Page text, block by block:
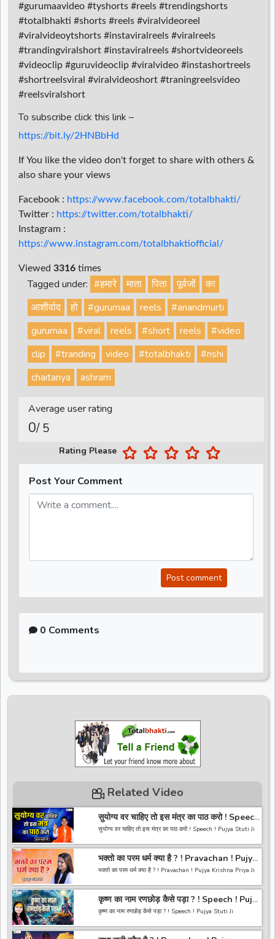
#gurumaavideo #tyshorts #reels #trendingshorts
#totalbhakti #shorts #reels #viralvideoreel
#viralvideoytshorts #instaviralreels #viralreels
#trandingviralshort #instaviralreels #shortvideoreels
#videoclip #guruvideoclip #viralvideo #instashortreels
#shortreelsviral #viralvideoshort #traningreelsvideo
#reelsviralshort
To subscribe click this link –
https://bit.ly/2HNBbHd
If You like the video don't forget to share with others &
also share your views
Facebook : https://www.facebook.com/totalbhakti/
Twitter : https://twitter.com/totalbhakti/
Instagram :
https://www.instagram.com/totalbhaktiofficial/
Viewed 3316 times
Tagged under: #हमारे माता पिता पूर्वजों
का
आशीर्वाद
हो #gurumaa reels
#anandmurti
gurumaa
#viral reels #short reels
#video
clip
#tranding video #totalbhakti
#rishi
chaitanya
ashram
Average user rating
0/ 5
Rating Please
Post Your Comment
Post comment
0 Comments
Related Video
सुयोग्य वर चाहिए तो इस मंत्र का पाठ करो ! Speech
! Pujya Stuti Ji
सुयोग्य वर चाहिए तो इस मंत्र का पाठ करो ! Speech ! Pujya Stuti Ji
*-----------------------------------------------------------------
------------------------------------------*
अगर आपको हमारी वीडियो अच्छी लगी तो हमारे चैनल को सब्सक्राइब करना
https://bit.ly/2HNBbHd
*-----------------------------------------------------------------
------------------------------------------
भक्तो का परम धर्म क्या है ? ! Pravachan ! Pujya
Krishna Priya Ji
भक्तो का परम धर्म क्या है ? ! Pravachan ! Pujya Krishna Priya Ji
------------------------------------------------------------------
----------------------------------------
अगर आपको हमारी वीडियो अच्छी लगी तो हमारे चैनल को सब्सक्राइब करना
https://bit.ly/2HNBbHd
कृष्ण का नाम रणछोड़ कैसे पड़ा ? ! Speech ! Pujya
Stuti Ji
कृष्ण का नाम रणछोड़ कैसे पड़ा ? ! Speech ! Pujya Stuti Ji
*-----------------------------------------------------------------